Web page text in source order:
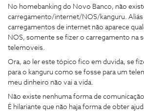
No homebanking do Novo Banco, não
carregamento/internet/NOS/kanguru. Aliás
carregamentos de internet não aparece
NOS, somente se fizer o carregamento na
telemoveis.
Ora, ao ler este tópico fico em duvida, se
para o kanguru como se fosse para um
meu dinheiro não vai a vida.
Não existe nenhuma forma de
É hilariante que não haja forma de obter